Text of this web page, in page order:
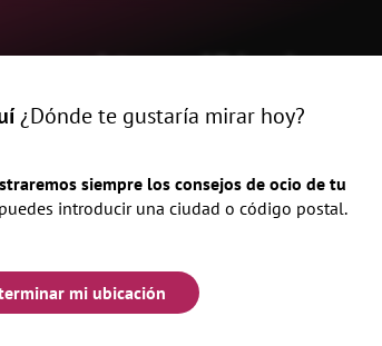
revista Ubicaciones
En x
¿Dónde te gustaría mirar hoy?
siempre los consejos de ocio de tu
introducir una ciudad o código postal.
mi ubicación